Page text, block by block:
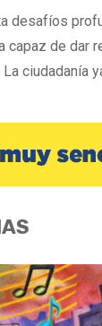
desafíos
capaz de dar
ciudadanía